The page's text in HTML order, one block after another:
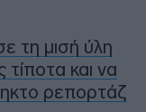
τη μισή ύλη
και να
ρεπορτάζ